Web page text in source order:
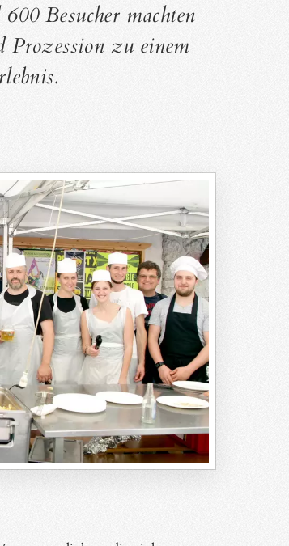
Besucher machten
Prozession zu einem